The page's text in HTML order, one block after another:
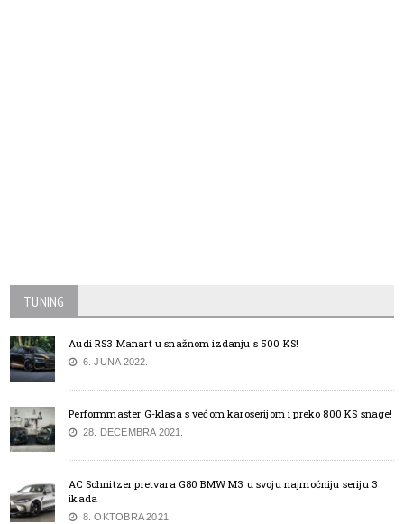
TUNING
Audi RS3 Manart u snažnom izdanju s 500 KS!
6. JUNA 2022.
Performmaster G-klasa s većom karoserijom i preko 800 KS snage!
28. DECEMBRA 2021.
AC Schnitzer pretvara G80 BMW M3 u svoju najmoćniju seriju 3
ikada
8. OKTOBRA 2021.